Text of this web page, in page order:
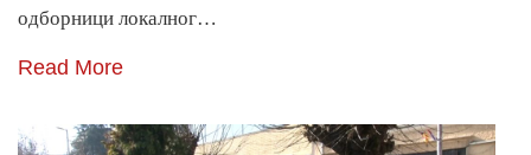
одборници локалног…
Read More